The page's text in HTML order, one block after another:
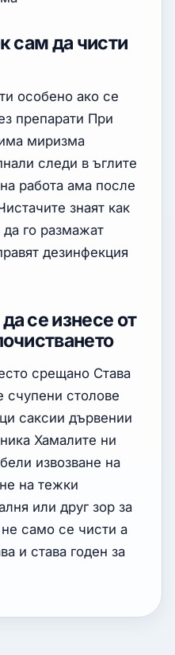
сам да чисти
особено ако се
препарати При
миризма
следи в ъглите
работа ама после
знаят как
го размажат
дезинфекция
се изнесе от
срещано Става
счупени столове
саксии дървении
Хамалите ни
извозване на
на тежки
или друг зор за
само се чисти а
и става годен за